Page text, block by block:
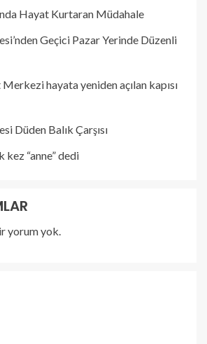
Hayat Kurtaran Müdahale
Geçici Pazar Yerinde Düzenli
hayata yeniden açılan kapısı
Düden Balık Çarşısı
“anne” dedi
yorum yok.